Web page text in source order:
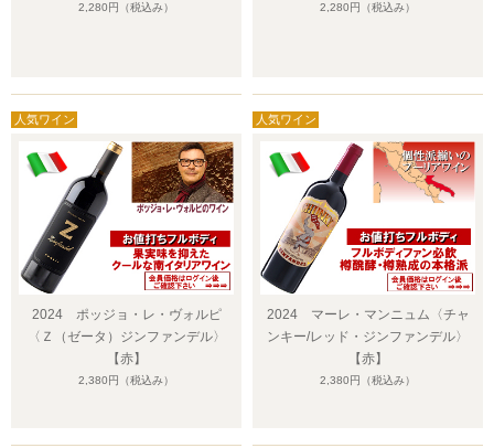
2,280円 （税込み） 2,280円 （税込み）
2024 ポッジョ・レ・ヴォルピ
〈Ｚ（ゼータ）ジンファンデル〉
【赤】
2,380円 （税込み）
2024 マーレ・マンニュム〈チャ
ンキー/レッド・ジンファンデル〉
【赤】
2,380円 （税込み）